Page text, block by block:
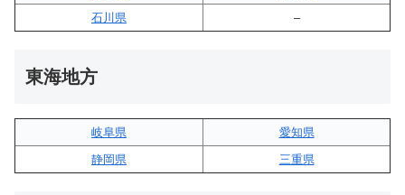
石川県
–
東海地方
岐阜県
愛知県
静岡県
三重県